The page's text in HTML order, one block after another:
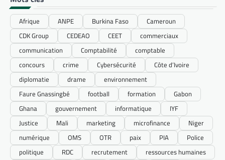
Afrique ANPE Burkina Faso
Cameroun
CDK Group
CEDEAO CEET
commerciaux
communication
Comptabilité
comptable
concours
crime Cybersécurité
Côte d’Ivoire
diplomatie
drame
environnement
Faure Gnassingbé
football formation
Gabon
Ghana
gouvernement informatique
IYF
Justice
Mali marketing microfinance
Niger
numérique
OMS OTR paix PIA
Police
politique
RDC recrutement
ressources humaines